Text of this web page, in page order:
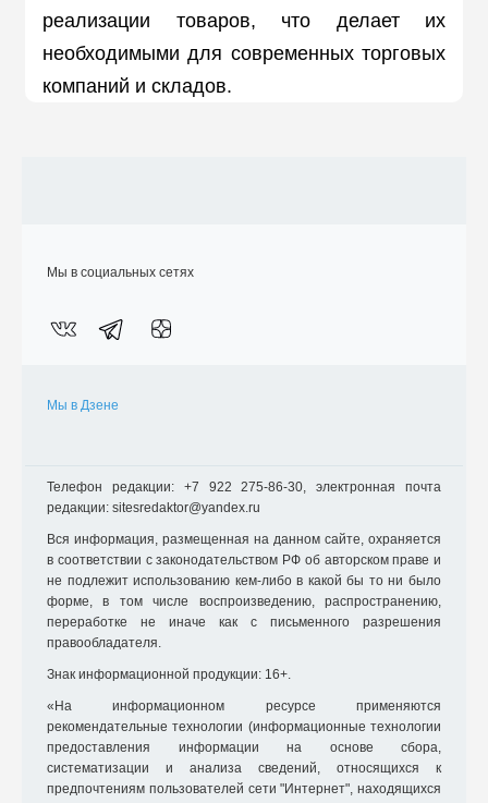
реализации товаров, что делает их
необходимыми для современных торговых
компаний и складов.
Мы в социальных сетях
Мы в Дзене
Телефон редакции: +7 922 275-86-30, электронная почта
редакции: sitesredaktor@yandex.ru
Вся информация, размещенная на данном сайте, охраняется
в соответствии с законодательством РФ об авторском праве и
не подлежит использованию кем-либо в какой бы то ни было
форме, в том числе воспроизведению, распространению,
переработке не иначе как с письменного разрешения
правообладателя.
Знак информационной продукции: 16+.
«На информационном ресурсе применяются
рекомендательные технологии (информационные технологии
предоставления информации на основе сбора,
систематизации и анализа сведений, относящихся к
предпочтениям пользователей сети "Интернет", находящихся